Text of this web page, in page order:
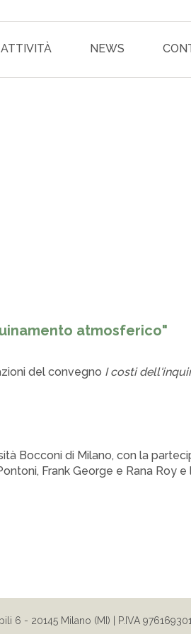
ATTIVITÀ NEWS
atmosferico"
del convegno I costi
Bocconi di Milano, con la
Frank George e Rana Roy
6 - 20145 Milano (MI) | P.IVA